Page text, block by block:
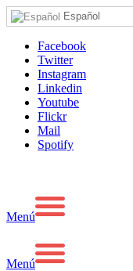
Español
Facebook
Twitter
Instagram
Linkedin
Youtube
Flickr
Mail
Spotify
Menú
Menú